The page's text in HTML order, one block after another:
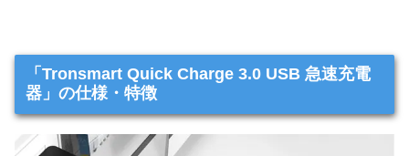
「Tronsmart Quick Charge 3.0 USB 急速充電
器」の仕様・特徴